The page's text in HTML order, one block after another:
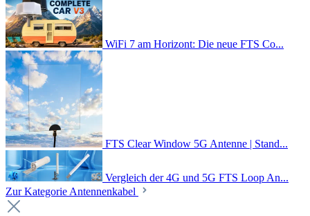
WiFi 7 am Horizont: Die neue FTS Co...
FTS Clear Window 5G Antenne | Stand...
Vergleich der 4G und 5G FTS Loop An...
Zur Kategorie Antennenkabel